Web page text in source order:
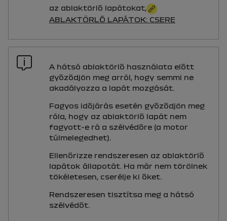
az ablaktörlő lapátokat,
ABLAKTÖRLŐ LAPÁTOK: CSERE
A hátsó ablaktörlő használata előtt
győződjön meg arról, hogy semmi ne
akadályozza a lapát mozgását.
Fagyos időjárás esetén győződjön meg
róla, hogy az ablaktörlő lapát nem
fagyott-e rá a szélvédőre (a motor
túlmelegedhet).
Ellenőrizze rendszeresen az ablaktörlő
lapátok állapotát. Ha már nem törölnek
tökéletesen, cserélje ki őket.
Rendszeresen tisztítsa meg a hátsó
szélvédőt.